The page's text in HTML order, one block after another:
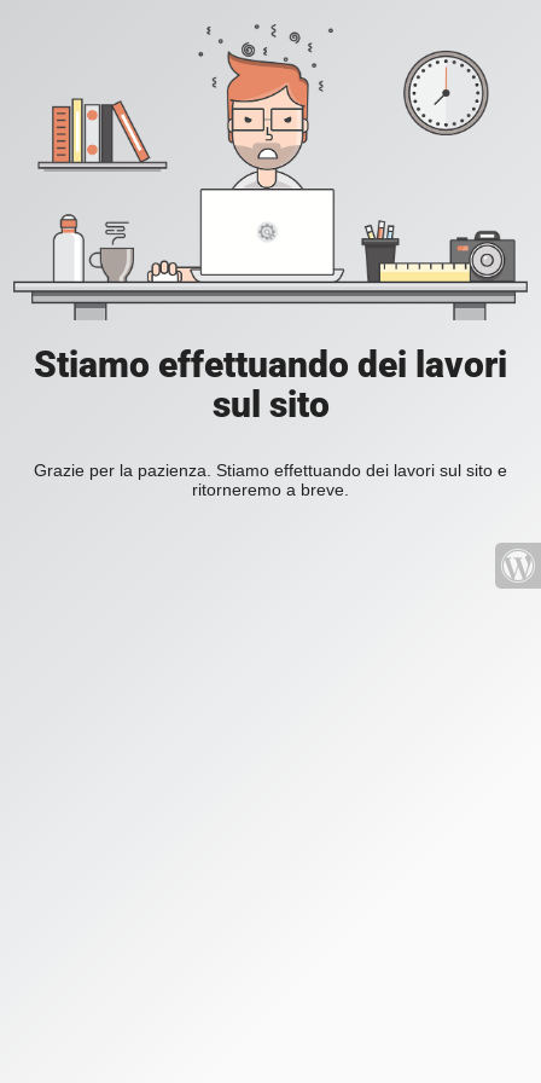
Stiamo effettuando dei lavori
sul sito
Grazie per la pazienza. Stiamo effettuando dei lavori sul sito e
ritorneremo a breve.